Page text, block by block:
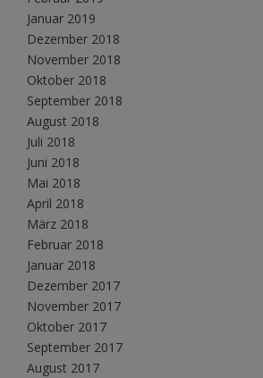
Januar 2019
Dezember 2018
November 2018
Oktober 2018
September 2018
August 2018
Juli 2018
Juni 2018
Mai 2018
April 2018
März 2018
Februar 2018
Januar 2018
Dezember 2017
November 2017
Oktober 2017
September 2017
August 2017